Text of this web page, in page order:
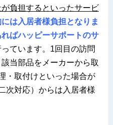
負担するといったサービ
は入居者様負担となりま
ばハッピーサポートのサ
っています。1回目の訪問
当部品をメーカーから取
・取付けといった場合が
次対応）からは入居者様